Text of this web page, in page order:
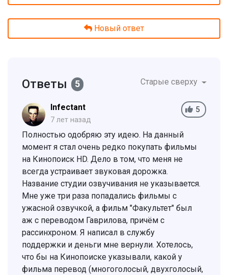
Новый ответ
Ответы 5 Старые сверху
5
Infectant
7 лет назад
Полностью одобряю эту идею. На данный
момент я стал очень редко покупать фильмы
на Кинопоиск HD. Дело в том, что меня не
всегда устраивает звуковая дорожка.
Название студии озвучивания не указывается.
Мне уже три раза попадались фильмы с
ужасной озвучкой, а фильм "Факультет" был
аж с переводом Гаврилова, причём с
рассинхроном. Я написал в службу
поддержки и деньги мне вернули. Хотелось,
что бы на Кинопоиске указывали, какой у
фильма перевод (многоголосый, двухголосый,